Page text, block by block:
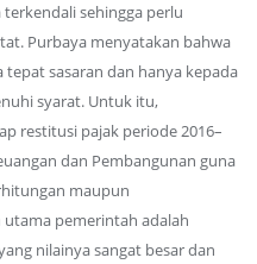
sehingga perlu
Purbaya menyatakan bahwa
sasaran dan hanya kepada
syarat. Untuk itu,
restitusi pajak periode 2016–
dan Pembangunan guna
maupun
pemerintah adalah
nilainya sangat besar dan